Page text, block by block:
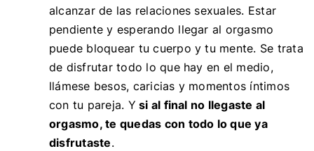
alcanzar de las relaciones sexuales. Estar
pendiente y esperando llegar al orgasmo
puede bloquear tu cuerpo y tu mente. Se trata
de disfrutar todo lo que hay en el medio,
llámese besos, caricias y momentos íntimos
con tu pareja. Y si al final no llegaste al
orgasmo, te quedas con todo lo que ya
disfrutaste.